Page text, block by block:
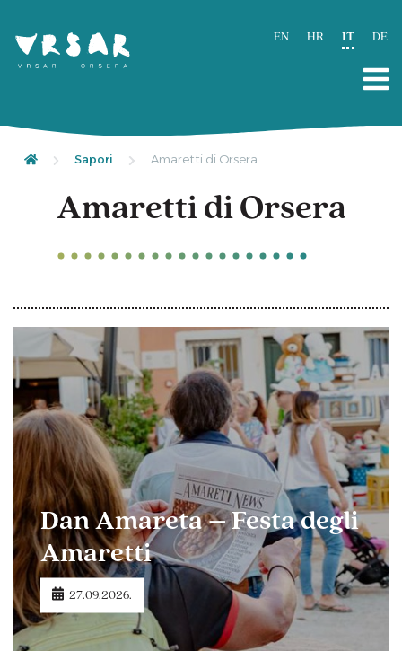
EN HR IT DE
Sapori Amaretti di Orsera
Amaretti di Orsera
Dan Amareta – Festa degli
Amaretti
27.09.2026.